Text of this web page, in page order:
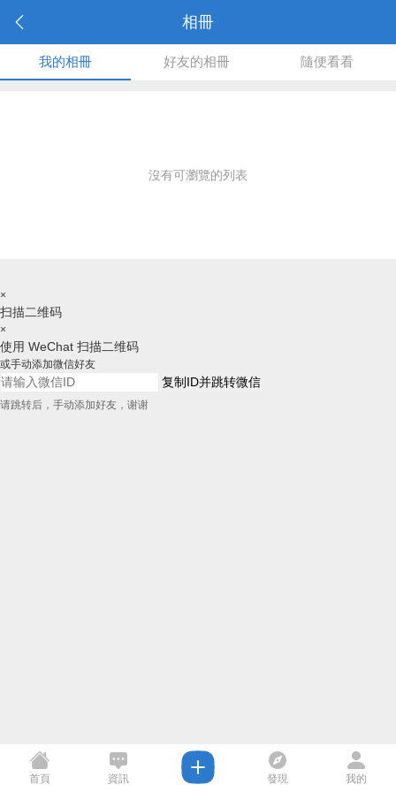
相冊
我的相冊 好友的相冊 隨便看看
沒有可瀏覽的列表
×
扫描二维码
×
使用 WeChat 扫描二维码
或手动添加微信好友
复制ID并跳转微信
请跳转后，手动添加好友，谢谢
首頁 資訊 發現 我的